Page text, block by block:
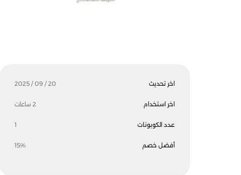
اخر تحديث 20 / 09 / 2025
اخر استخدام 2 ساعات
عدد الكوبونات 1
أفضل خصم 15%